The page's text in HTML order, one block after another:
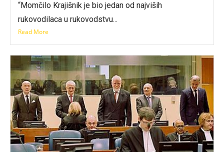
“Momčilo Krajišnik je bio jedan od najviših
rukovodilaca u rukovodstvu...
Read More